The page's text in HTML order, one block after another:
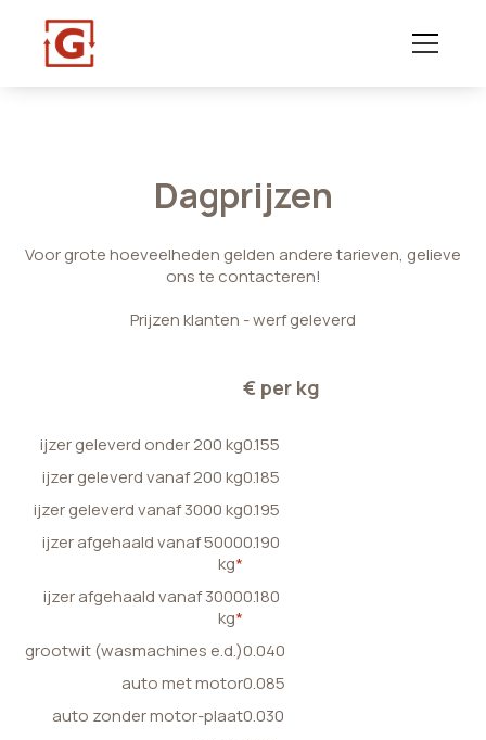
Dagprijzen
Voor grote hoeveelheden gelden andere tarieven, gelieve
ons te contacteren!
Prijzen klanten - werf geleverd
€ per kg
ijzer geleverd onder 200 kg0.155
ijzer geleverd vanaf 200 kg0.185
ijzer geleverd vanaf 3000 kg0.195
ijzer afgehaald vanaf 5000
kg*
0.190
ijzer afgehaald vanaf 3000
kg*
0.180
grootwit (wasmachines e.d.)0.040
auto met motor0.085
auto zonder motor-plaat0.030